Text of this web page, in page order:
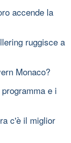
accende la
ruggisce a
Monaco?
e i
c'è il miglior